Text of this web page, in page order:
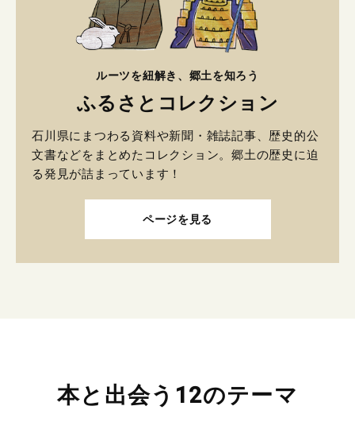
ルーツを紐解き、郷土を知ろう
ふるさとコレクション
石川県にまつわる資料や新聞・雑誌記事、歴史的公
文書などをまとめたコレクション。郷土の歴史に迫
る発見が詰まっています！
ページを見る
本と出会う12のテーマ